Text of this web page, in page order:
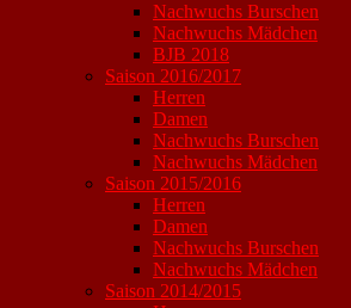
Nachwuchs Burschen
Nachwuchs Mädchen
BJB 2018
Saison 2016/2017
Herren
Damen
Nachwuchs Burschen
Nachwuchs Mädchen
Saison 2015/2016
Herren
Damen
Nachwuchs Burschen
Nachwuchs Mädchen
Saison 2014/2015